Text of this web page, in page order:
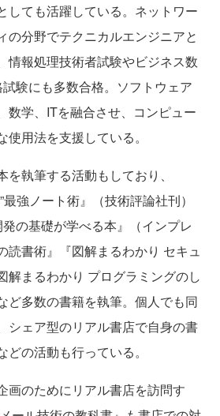
しても活躍している。ネットワー
の分野でテクニカルエンジニアと
情報処理技術者試験やビジネス数
験にも多数合格。ソフトウェア
数学、ITを融合させ、コンピュー
用法を支援している。
執筆する活動もしており、
最強ノート術』（技術評論社刊）
発の基礎が学べる本』（インプレ
読書術』『図解まるわかり セキュ
解まるわかり プログラミングのし
ど多数の書籍を執筆。個人でも同
シェア型のリアル書店で自身の書
の活動も行っている。
画のためにリアル書店を訪問す